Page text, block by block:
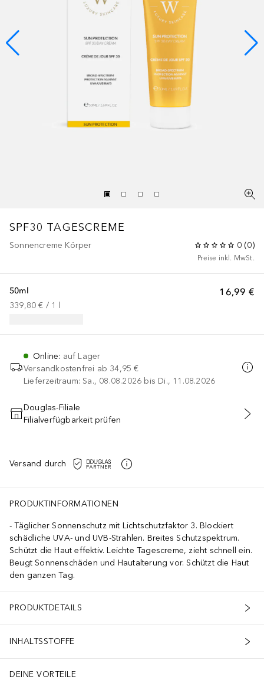
SPF30 TAGESCREME
Sonnencreme Körper 0 (0)
Preise inkl. MwSt.
16,99 €
50ml
339,80 € / 1
Online: auf Lager
Versandkostenfrei ab 34,95 €
Lieferzeitraum: Sa., 08.08.2026 bis Di., 11.08.2026
IN DEN WARENKORB
Douglas-Filiale
Filialverfügbarkeit prüfen
Versand durch
PRODUKTINFORMATIONEN
Täglicher Sonnenschutz mit Lichtschutzfaktor 3. Blockiert
schädliche UVA- und UVB-Strahlen. Breites Schutzspektrum.
Schützt die Haut effektiv. Leichte Tagescreme, zieht schnell ein.
Beugt Sonnenschäden und Hautalterung vor. Schützt die Haut
den ganzen Tag.
PRODUKTDETAILS
INHALTSSTOFFE
DEINE VORTEILE